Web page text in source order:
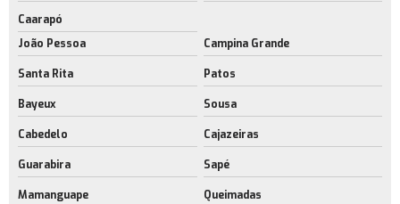
Caarapó
João Pessoa
Campina Grande
Santa Rita Patos
Bayeux Sousa
Cabedelo Cajazeiras
Guarabira Sapé
Mamanguape Queimadas